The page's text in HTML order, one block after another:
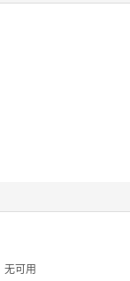
无可用